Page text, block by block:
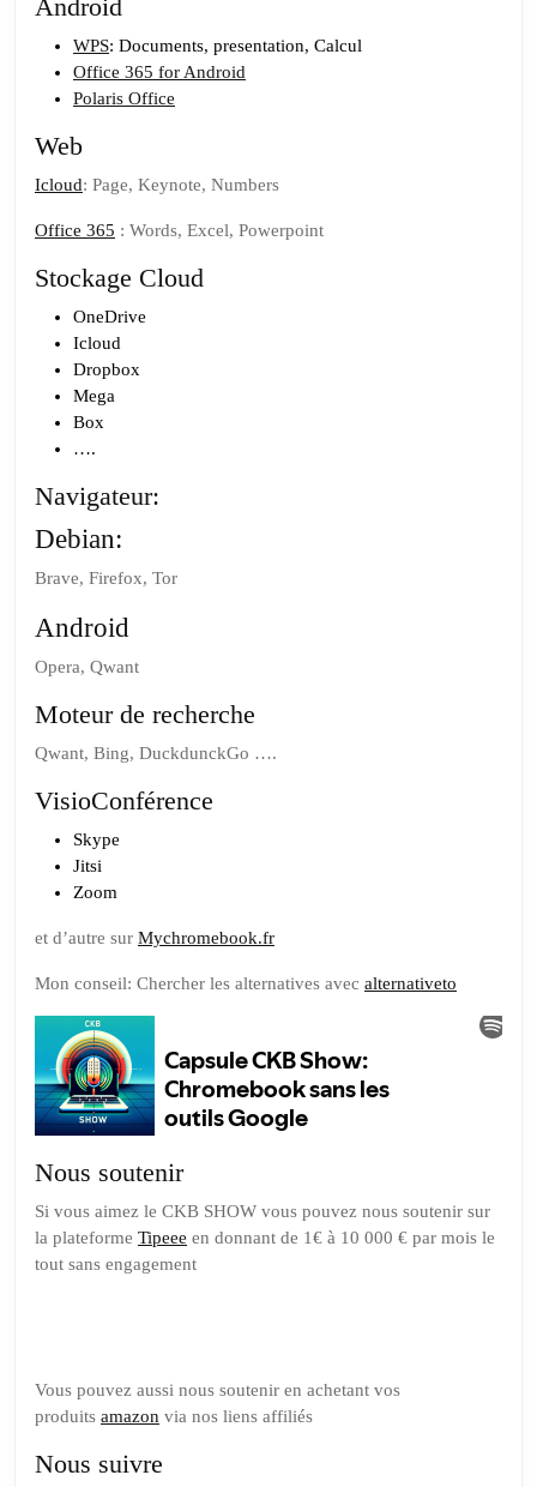
Android
WPS: Documents, presentation, Calcul
Office 365 for Android
Polaris Office
Web
Icloud: Page, Keynote, Numbers
Office 365 : Words, Excel, Powerpoint
Stockage Cloud
OneDrive
Icloud
Dropbox
Mega
Box
….
Navigateur:
Debian:
Brave, Firefox, Tor
Android
Opera, Qwant
Moteur de recherche
Qwant, Bing, DuckdunckGo ….
VisioConférence
Skype
Jitsi
Zoom
et d’autre sur Mychromebook.fr
Mon conseil: Chercher les alternatives avec alternativeto
Nous soutenir
Si vous aimez le CKB SHOW vous pouvez nous soutenir sur
la plateforme Tipeee en donnant de 1€ à 10 000 € par mois le
tout sans engagement
Vous pouvez aussi nous soutenir en achetant vos
produits amazon via nos liens affiliés
Nous suivre